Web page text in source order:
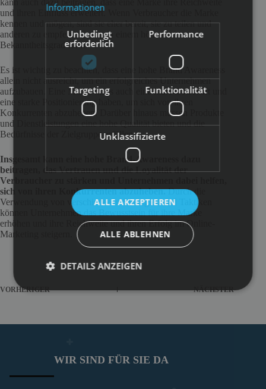
kann auch dazu beitragen, dass eine Marke ihre Reichweite
und ihren Einfluss erweitert. Wenn Verbraucher die Marke
kennen und mögen, sind sie eher bereit, sie zu teilen und
anderen zu empfehlen, was zu einem höheren
Bekanntheitsgrad führt.
Es ist wichtig zu beachten, dass eine hohe Brand Awareness
allein nicht ausreicht, um ein erfolgreiches Unternehmen
aufzubauen. Eine Marke muss auch eine klare Botschaft und
eine starke Positionierung haben, um sich von ihren
Konkurrenten abzuheben. Darüber hinaus müssen Produkte
und Dienstleistungen eine hohe Qualität bieten und die
Bedürfnisse der Zielgruppe erfüllen.
Insgesamt kann eine hohe Brand-Awareness dazu
beitragen, das Vertrauen und die Loyalität der
Verbraucher zu stärken und Unternehmen dabei helfen,
sich von ihren Konkurrenten abzuheben.Durch die
Verwendung von verschiedenen Strategien und Taktiken
können Unternehmen das Bewusstsein für ihre Marke
erhöhen und ihre Reichweite und ihren Erfolg im Online-
Marketing steigern.
VORHERIGER NÄCHSTER
WIR SIND FÜR SIE DA
Informationen
Unbedingt
erforderlich
Performance
Targeting Funktionalität
Unklassifizierte
ALLE AKZEPTIEREN
ALLE ABLEHNEN
DETAILS ANZEIGEN